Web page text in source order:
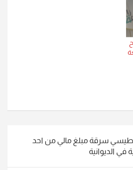
سرقة مبلغ مالي من احد
في الديوانية